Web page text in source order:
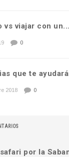
vs viajar con un...
0
que te
2018 0
por la